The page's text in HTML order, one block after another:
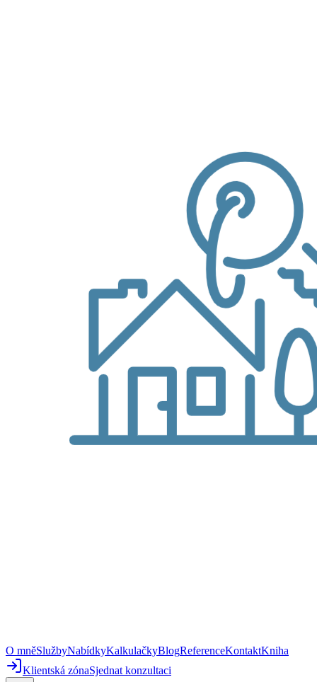
O mněSlužbyNabídkyKalkulačkyBlogReferenceKontaktKniha
Klientská zónaSjednat konzultaci